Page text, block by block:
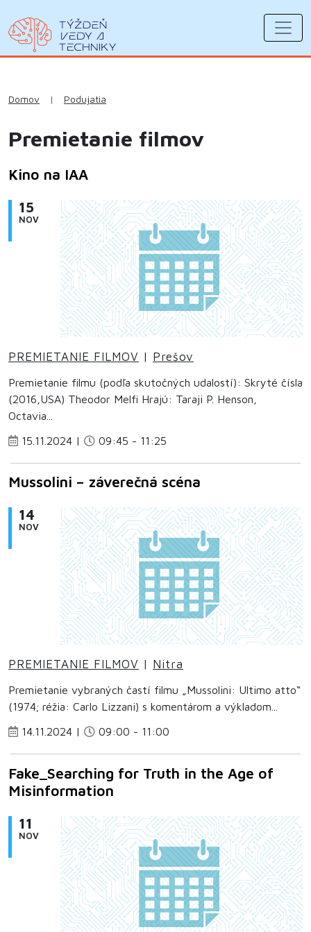
Domov | Podujatia
Premietanie filmov
Kino na IAA
15
NOV
PREMIETANIE FILMOV | Prešov
Premietanie filmu (podľa skutočných udalostí): Skryté čísla
(2016,USA) Theodor Melfi Hrajú: Taraji P. Henson,
Octavia...
15.11.2024 |
09:45 - 11:25
Mussolini – záverečná scéna
14
NOV
PREMIETANIE FILMOV | Nitra
Premietanie vybraných častí filmu „Mussolini: Ultimo atto“
(1974; réžia: Carlo Lizzani) s komentárom a výkladom...
14.11.2024 |
09:00 - 11:00
Fake_Searching for Truth in the Age of
Misinformation
11
NOV